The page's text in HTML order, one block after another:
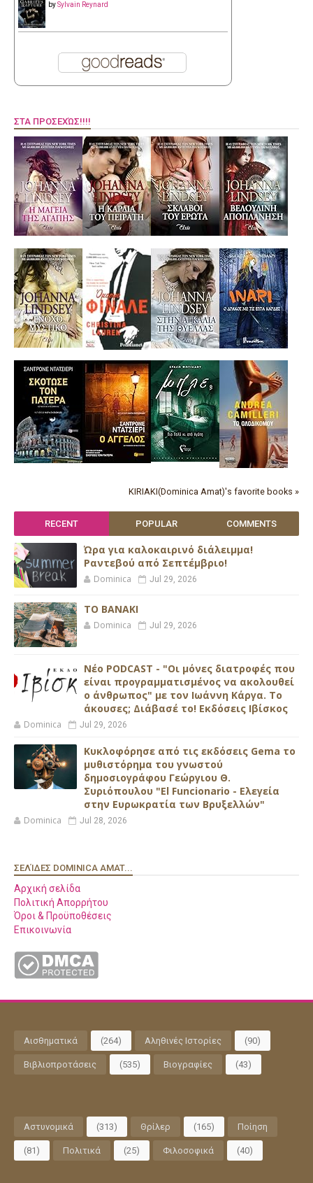
bySylvain Reynard
ΣΤΑ ΠΡΟΣΕΧΏΣ!!!!
KIRIAKI(Dominica Amat)'s favorite books »
RECENT POPULAR COMMENTS
Ώρα για καλοκαιρινό διάλειμμα!
Ραντεβού από Σεπτέμβριο!
Dominica Jul 29, 2026
ΤΟ ΒΑΝΑΚΙ
Dominica Jul 29, 2026
Νέο PODCAST - "Οι μόνες διατροφές που
είναι προγραμματισμένος να ακολουθεί
ο άνθρωπος" με τον Ιωάννη Κάργα. Το
άκουσες; Διάβασέ το! Εκδόσεις Ιβίσκος
Dominica Jul 29, 2026
Κυκλοφόρησε από τις εκδόσεις Gema το
μυθιστόρημα του γνωστού
δημοσιογράφου Γεώργιου Θ.
Συριόπουλου "El Funcionario - Ελεγεία
στην Ευρωκρατία των Βρυξελλών"
Dominica Jul 28, 2026
ΣΕΛΊΔΕΣ DOMINICA AMAT...
Αρχική σελίδα
Πολιτική Απορρήτου
Όροι & Προϋποθέσεις
Επικοινωνία
Αισθηματικά (264) Αληθινές Ιστορίες (90)
Βιβλιοπροτάσεις (535) Βιογραφίες (43)
Αστυνομικά (313) Θρίλερ (165) Ποίηση
(81) Πολιτικά (25) Φιλοσοφικά (40)